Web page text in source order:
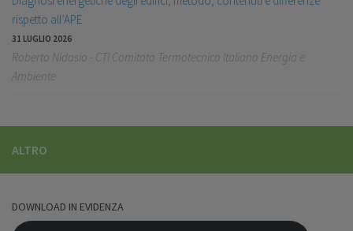
rispetto all’APE
31 LUGLIO 2026
Roberto Nidasio - CTI Comitato Termotecnico Italiano Energia e
Ambiente
ALTRO
DOWNLOAD IN EVIDENZA